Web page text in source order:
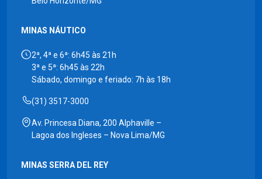
MINAS NÁUTICO
2ª, 4ª e 6ª: 6h45 às 21h
3ª e 5ª: 6h45 às 22h
Sábado, domingo e feriado: 7h às 18h
(31) 3517-3000
Av. Princesa Diana, 200 Alphaville –
Lagoa dos Ingleses – Nova Lima/MG
MINAS SERRA DEL REY